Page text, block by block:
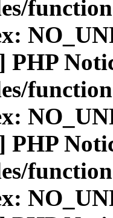
PHP
PHP